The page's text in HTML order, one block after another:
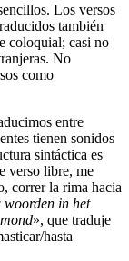
Los versos
también
coloquial; casi no
No
como
entre
tienen sonidos
sintáctica es
verso libre, me
correr la rima hacia
woorden in het
», que traduje
hasta